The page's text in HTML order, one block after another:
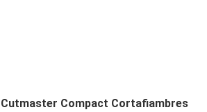
Cutmaster Compact Cortafiambres